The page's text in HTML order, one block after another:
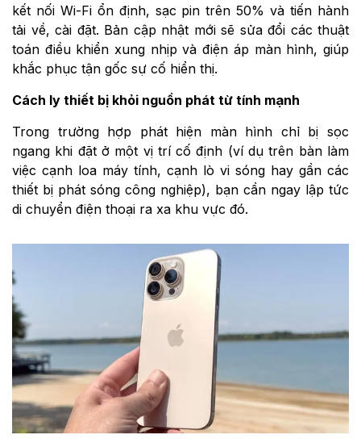
kết nối Wi-Fi ổn định, sạc pin trên 50% và tiến hành
tải về, cài đặt. Bản cập nhật mới sẽ sửa đổi các thuật
toán điều khiển xung nhịp và điện áp màn hình, giúp
khắc phục tận gốc sự cố hiển thị.
Cách ly thiết bị khỏi nguồn phát từ tính mạnh
Trong trường hợp phát hiện màn hình chỉ bị sọc
ngang khi đặt ở một vị trí cố định (ví dụ trên bàn làm
việc cạnh loa máy tính, cạnh lò vi sóng hay gần các
thiết bị phát sóng công nghiệp), bạn cần ngay lập tức
di chuyển điện thoại ra xa khu vực đó.